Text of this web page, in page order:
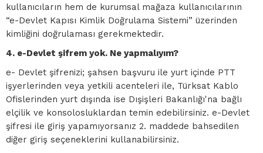
kullanıcıların hem de kurumsal mağaza kullanıcılarının
“e-Devlet Kapısı Kimlik Doğrulama Sistemi” üzerinden
kimliğini doğrulaması gerekmektedir.
4. e-Devlet şifrem yok. Ne yapmalıyım?
e- Devlet şifrenizi; şahsen başvuru ile yurt içinde PTT
işyerlerinden veya yetkili acenteleri ile, Türksat Kablo
Ofislerinden yurt dışında ise Dışişleri Bakanlığı'na bağlı
elçilik ve konsolosluklardan temin edebilirsiniz. e-Devlet
şifresi ile giriş yapamıyorsanız 2. maddede bahsedilen
diğer giriş seçeneklerini kullanabilirsiniz.